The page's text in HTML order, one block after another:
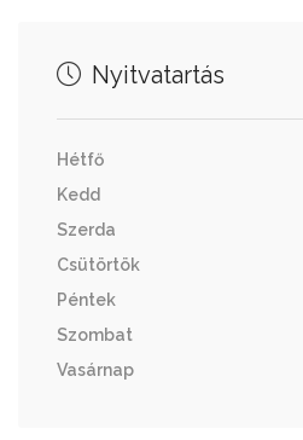
Nyitvatartás
Hétfő
Kedd
Szerda
Csütörtök
Péntek
Szombat
Vasárnap